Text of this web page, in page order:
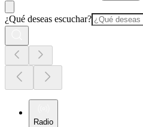
¿Qué deseas escuchar?
Radio